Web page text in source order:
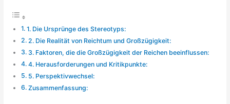
1. Die Ursprünge des Stereotyps:
2. Die Realität von Reichtum und Großzügigkeit:
3. Faktoren, die die Großzügigkeit der Reichen beeinflussen:
4. Herausforderungen und Kritikpunkte:
5. Perspektivwechsel:
Zusammenfassung: